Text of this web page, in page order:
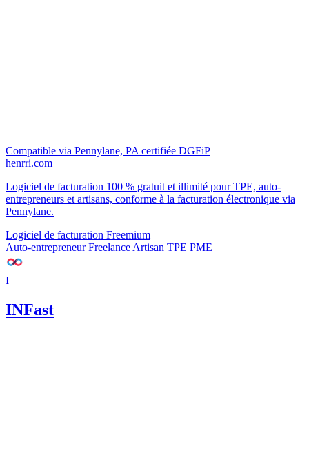
Compatible via Pennylane, PA certifiée DGFiP
henrri.com
Logiciel de facturation 100 % gratuit et illimité pour TPE, auto-
entrepreneurs et artisans, conforme à la facturation électronique via
Pennylane.
Logiciel de facturation Freemium
Auto-entrepreneurFreelance Artisan TPE PME
I
INFast